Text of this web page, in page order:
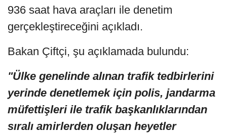
936 saat hava araçları ile denetim
gerçekleştireceğini açıkladı.
Bakan Çiftçi, şu açıklamada bulundu:
"Ülke genelinde alınan trafik tedbirlerini
yerinde denetlemek için polis, jandarma
müfettişleri ile trafik başkanlıklarından
sıralı amirlerden oluşan heyetler